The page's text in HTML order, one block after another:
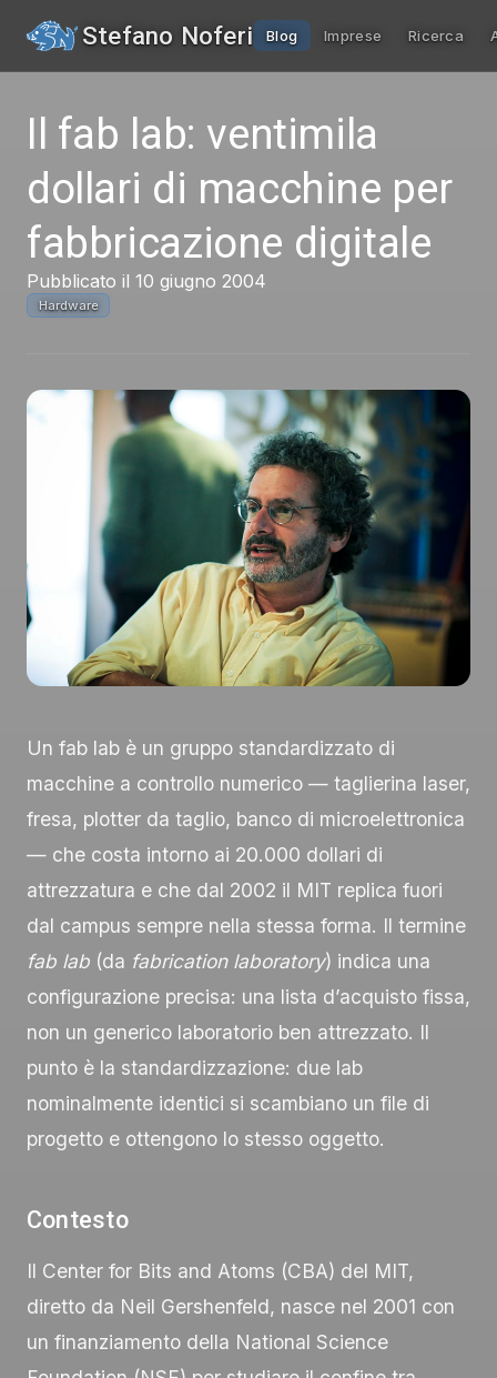
Stefano Noferi Blog Imprese Ricerca
Il fab lab: ventimila
dollari di macchine per
fabbricazione digitale
Pubblicato il 10 giugno 2004
Hardware
Un fab lab è un gruppo standardizzato di
macchine a controllo numerico — taglierina laser,
fresa, plotter da taglio, banco di microelettronica
— che costa intorno ai 20.000 dollari di
attrezzatura e che dal 2002 il MIT replica fuori
dal campus sempre nella stessa forma. Il termine
fab lab (da fabrication laboratory) indica una
configurazione precisa: una lista d’acquisto fissa,
non un generico laboratorio ben attrezzato. Il
punto è la standardizzazione: due lab
nominalmente identici si scambiano un file di
progetto e ottengono lo stesso oggetto.
Contesto
Il Center for Bits and Atoms (CBA) del MIT,
diretto da Neil Gershenfeld, nasce nel 2001 con
un finanziamento della National Science